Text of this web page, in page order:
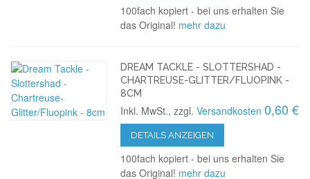
100fach kopiert - bei uns erhalten Sie
das Original! mehr dazu
DREAM TACKLE - SLOTTERSHAD -
CHARTREUSE-GLITTER/FLUOPINK -
8CM
Inkl. MwSt., zzgl.Versandkosten 0,60 €
DETAILS ANZEIGEN
100fach kopiert - bei uns erhalten Sie
das Original! mehr dazu